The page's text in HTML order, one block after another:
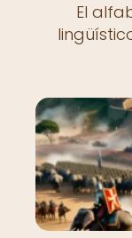
El